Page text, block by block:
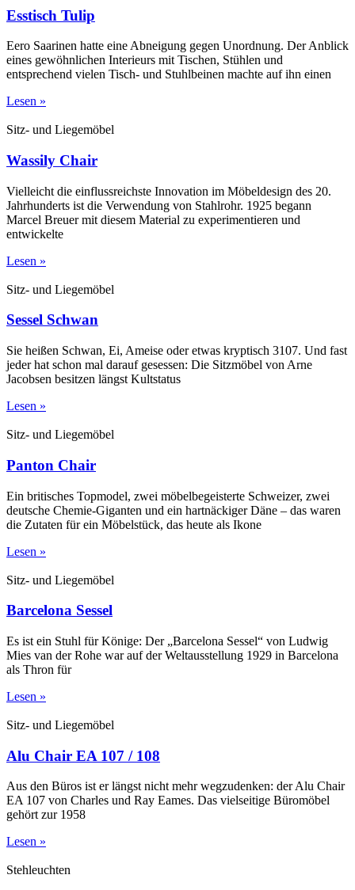
Esstisch Tulip
Eero Saarinen hatte eine Abneigung gegen Unordnung. Der Anblick
eines gewöhnlichen Interieurs mit Tischen, Stühlen und
entsprechend vielen Tisch- und Stuhlbeinen machte auf ihn einen
Lesen »
Sitz- und Liegemöbel
Wassily Chair
Vielleicht die einflussreichste Innovation im Möbeldesign des 20.
Jahrhunderts ist die Verwendung von Stahlrohr. 1925 begann
Marcel Breuer mit diesem Material zu experimentieren und
entwickelte
Lesen »
Sitz- und Liegemöbel
Sessel Schwan
Sie heißen Schwan, Ei, Ameise oder etwas kryptisch 3107. Und fast
jeder hat schon mal darauf gesessen: Die Sitzmöbel von Arne
Jacobsen besitzen längst Kultstatus
Lesen »
Sitz- und Liegemöbel
Panton Chair
Ein britisches Topmodel, zwei möbelbegeisterte Schweizer, zwei
deutsche Chemie-Giganten und ein hartnäckiger Däne – das waren
die Zutaten für ein Möbelstück, das heute als Ikone
Lesen »
Sitz- und Liegemöbel
Barcelona Sessel
Es ist ein Stuhl für Könige: Der „Barcelona Sessel“ von Ludwig
Mies van der Rohe war auf der Weltausstellung 1929 in Barcelona
als Thron für
Lesen »
Sitz- und Liegemöbel
Alu Chair EA 107 / 108
Aus den Büros ist er längst nicht mehr wegzudenken: der Alu Chair
EA 107 von Charles und Ray Eames. Das vielseitige Büromöbel
gehört zur 1958
Lesen »
Stehleuchten